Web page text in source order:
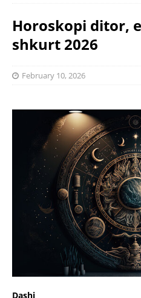
Horoskopi ditor,
shkurt 2026
February 10, 2026
Dashi